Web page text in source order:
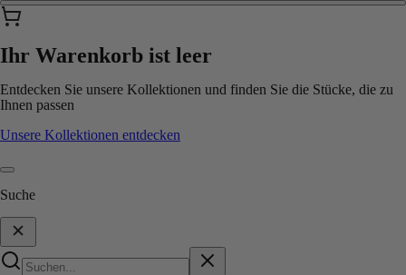
Ihr Warenkorb ist leer
Entdecken Sie unsere Kollektionen und finden Sie die Stücke, die zu
Ihnen passen
Unsere Kollektionen entdecken
Suche